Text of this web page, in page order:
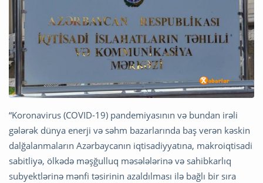
“Koronavirus (COVID-19) pandemiyasının və bundan irəli
gələrək dünya enerji və səhm bazarlarında baş verən kəskin
dalğalanmaların Azərbaycanın iqtisadiyyatına, makroiqtisadi
sabitliyə, ölkədə məşğulluq məsələlərinə və sahibkarlıq
subyektlərinə mənfi təsirinin azaldılması ilə bağlı bir sıra